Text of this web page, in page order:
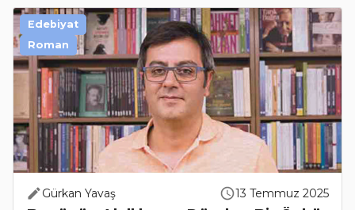
Gürkan Yavaş 13 Temmuz 2025
Edebiyat
Roman